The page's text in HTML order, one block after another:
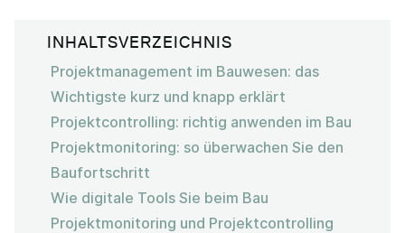
INHALTSVERZEICHNIS
Projektmanagement im Bauwesen: das
Wichtigste kurz und knapp erklärt
Projektcontrolling: richtig anwenden im Bau
Projektmonitoring: so überwachen Sie den
Baufortschritt
Wie digitale Tools Sie beim Bau
Projektmonitoring und Projektcontrolling